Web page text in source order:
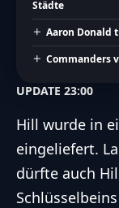
Städte
Aaron Donald
Commanders
UPDATE 23:00
Hill wurde in
eingeliefert.
dürfte auch